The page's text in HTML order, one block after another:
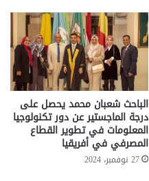
الباحث شعبان محمد يحصل على
درجة الماجستير عن دور تكنولوجيا
المعلومات في تطوير القطاع
المصرفي في أفريقيا
27 نوفمبر، 2024